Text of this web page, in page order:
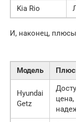
Kia Rio
И, наконец,
Модель
Hyundai
Getz
цена,